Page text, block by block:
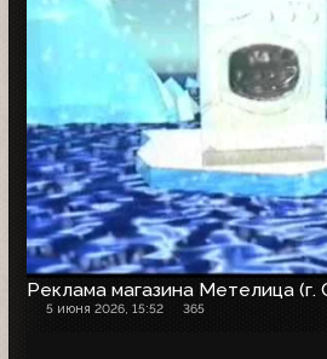
Реклама магазина Метелица (г.
5 июня 2026, 15:52 365